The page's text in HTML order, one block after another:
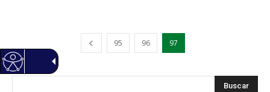
95 96 97